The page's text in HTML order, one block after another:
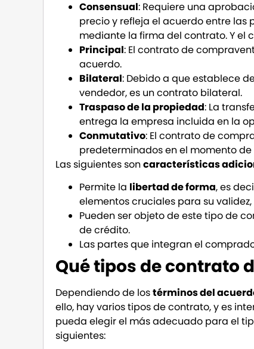
Consensual: Requiere una
precio y refleja el acuerdo entre las
mediante la firma del contrato. Y el
Principal: El contrato de
acuerdo.
Bilateral: Debido a que establece
vendedor, es un contrato bilateral.
Traspaso de la propiedad: La
entrega la empresa incluida en la
Conmutativo: El contrato de
predeterminados en el momento
Las siguientes soncaracterísticas
Permite la libertad de forma, es
elementos cruciales para su
Pueden ser objeto de este tipo de
de crédito.
Las partes que integran el
Qué tipos de contrato
Dependiendo de lostérminos del
ello, hay varios tipos de contrato, y es
pueda elegir el más adecuado para el
siguientes: